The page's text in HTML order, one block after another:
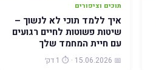
תוכים וציפורים
איך ללמד תוכי לא לנשוך –
שיטות פשוטות לחיים רגועים
עם חיית המחמד שלך
📅 15.06.2026 · ⏱️ 1 דק׳